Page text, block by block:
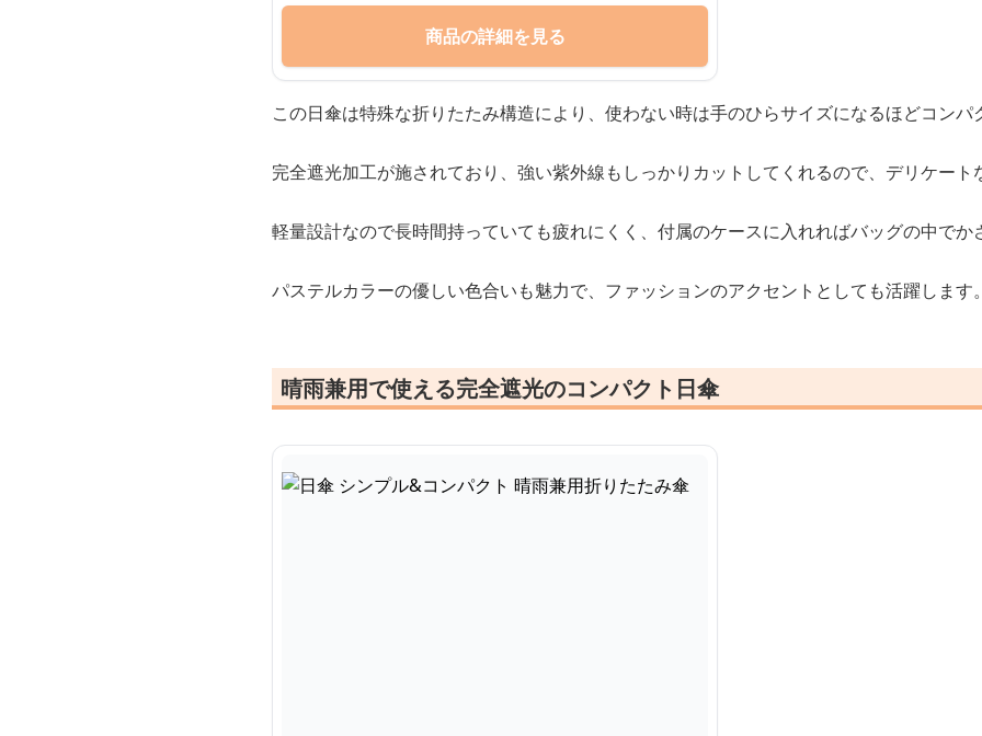
商品の詳細を見る
この日傘は特殊な折りたたみ構造により、使わない時は手のひらサイズになるほどコンパ
完全遮光加工が施されており、強い紫外線もしっかりカットしてくれるので、デリケー
軽量設計なので長時間持っていても疲れにくく、付属のケースに入れればバッグの中で
パステルカラーの優しい色合いも魅力で、ファッションのアクセントとしても活躍します
晴雨兼用で使える完全遮光のコンパクト日傘